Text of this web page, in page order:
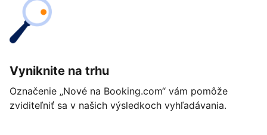
Vyniknite na trhu
Označenie „Nové na Booking.com“ vám pomôže
zviditeľniť sa v našich výsledkoch vyhľadávania.